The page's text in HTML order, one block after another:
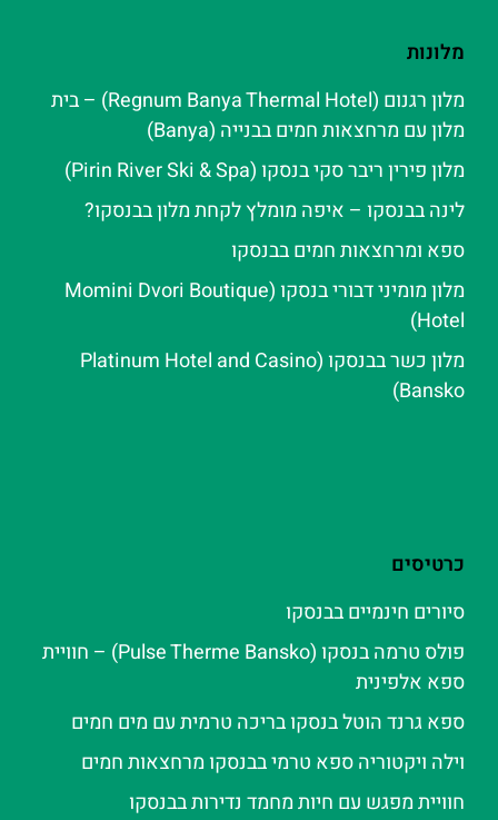
מלונות
מלון רגנום (Regnum Banya Thermal Hotel) – בית
מלון עם מרחצאות חמים בבנייה (Banya)
מלון פירין ריבר סקי בנסקו (Pirin River Ski & Spa‬)
לינה בבנסקו – איפה מומלץ לקחת מלון בבנסקו?
ספא ומרחצאות חמים בבנסקו
מלון מומיני דבורי בנסקו (Momini Dvori Boutique
Hotel)
מלון כשר בבנסקו (Platinum Hotel and Casino
Bansko)
כרטיסים
סיורים חינמיים בבנסקו
פולס טרמה בנסקו (Pulse Therme Bansko) – חוויית
ספא אלפינית
ספא גרנד הוטל בנסקו בריכה טרמית עם מים חמים
וילה ויקטוריה ספא טרמי בבנסקו מרחצאות חמים
חוויית מפגש עם חיות מחמד נדירות בבנסקו